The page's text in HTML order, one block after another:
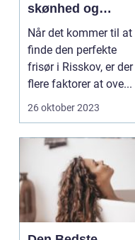
skønhed og
velvære
Når det kommer til at
finde den perfekte
frisør i Risskov, er der
flere faktorer at ove...
26 oktober 2023